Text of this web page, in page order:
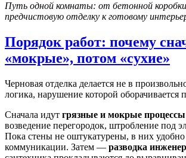
Путь одной комнаты: от бетонной коробки
предчистовую отделку к готовому
Порядок работ: почему
«мокрые», потом «сухие»
Черновая отделка делается не в
логика, нарушение которой оборачивается
Сначала идут грязные и мокрые процессы
возведение перегородок, штробление под
Пока стены не оштукатурены, в них удобно
коммуникации. Затем — разводка